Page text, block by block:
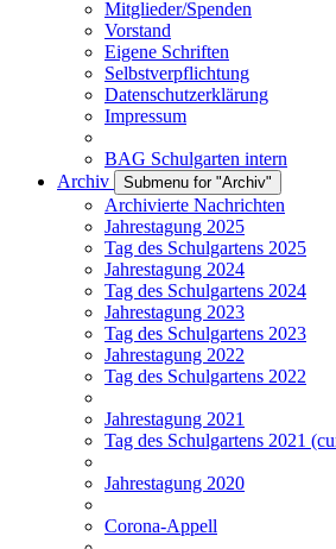
Mitglieder/Spenden
Vorstand
Eigene Schriften
Selbstverpflichtung
Datenschutzerklärung
Impressum
BAG Schulgarten intern
Archiv
Submenu for "Archiv"
Archivierte Nachrichten
Jahrestagung 2025
Tag des Schulgartens 2025
Jahrestagung 2024
Tag des Schulgartens 2024
Jahrestagung 2023
Tag des Schulgartens 2023
Jahrestagung 2022
Tag des Schulgartens 2022
Jahrestagung 2021
Tag des Schulgartens 2021
Jahrestagung 2020
Corona-Appell